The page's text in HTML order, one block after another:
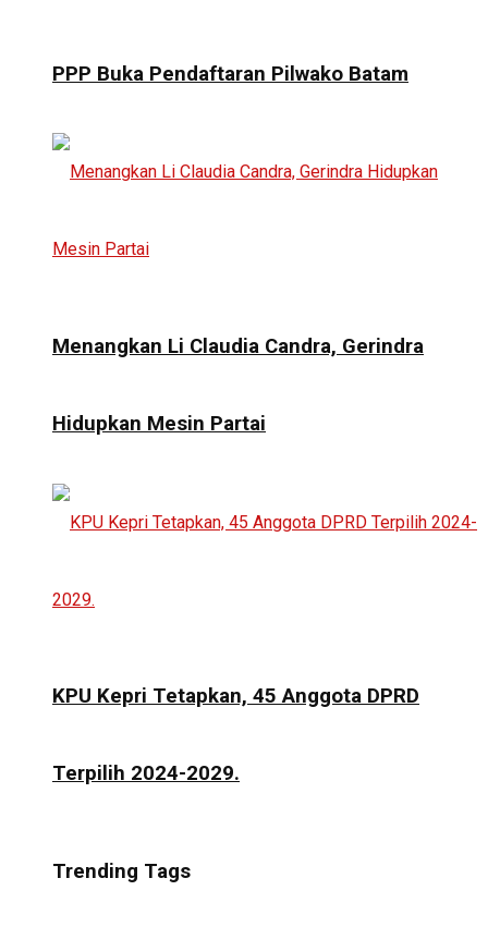
PPP Buka Pendaftaran Pilwako Batam
Menangkan Li Claudia Candra, Gerindra
Hidupkan Mesin Partai
KPU Kepri Tetapkan, 45 Anggota DPRD
Terpilih 2024-2029.
Trending Tags